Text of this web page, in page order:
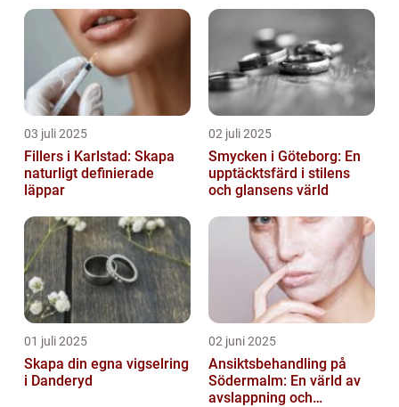
03 juli 2025
Fillers i Karlstad: Skapa
naturligt definierade
läppar
02 juli 2025
Smycken i Göteborg: En
upptäcktsfärd i stilens
och glansens värld
01 juli 2025
Skapa din egna vigselring
i Danderyd
02 juni 2025
Ansiktsbehandling på
Södermalm: En värld av
avslappning och